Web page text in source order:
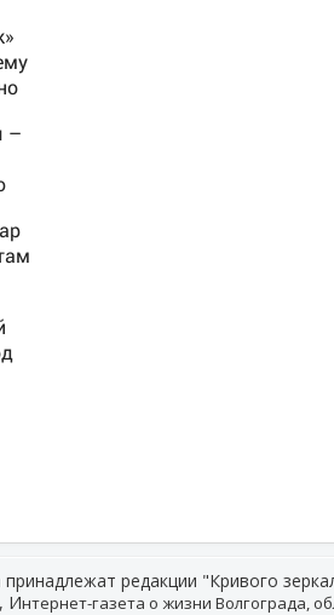
–
редакции "Кривого
Интернет-газета о жизни Волгограда,